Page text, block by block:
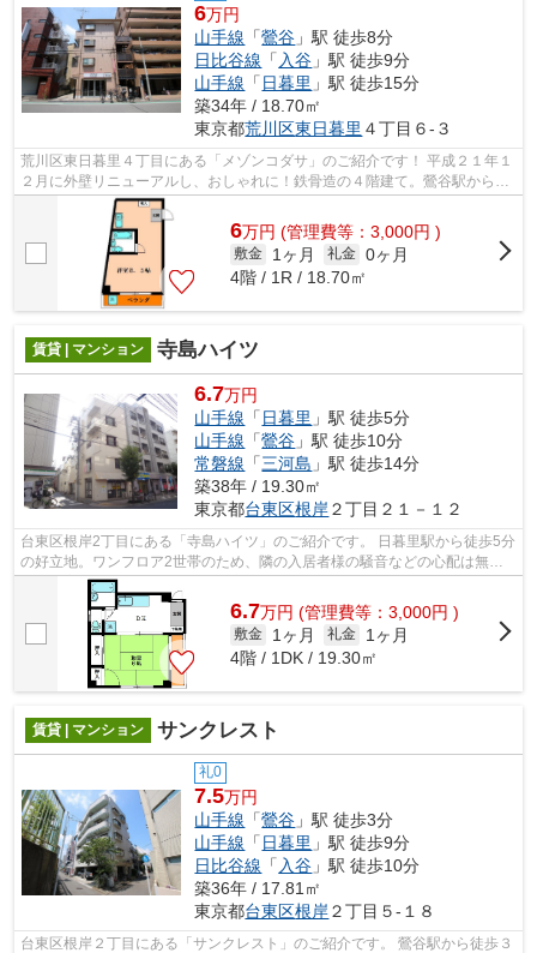
6万円
山手線 「鶯谷 」駅 徒歩8分
日比谷線 「 入谷 」駅 徒歩9分
山手線 「 日暮里 」駅 徒歩15分
築34年 / 18.70㎡
東京都荒川区東日暮里 ４丁目６-３
荒川区東日暮里４丁目にある「メゾンコダサ」のご紹介です！ 平成２１年１
２月に外壁リニューアルし、おしゃれに！鉄骨造の４階建て。鶯谷駅から徒
歩８分・入谷駅から徒歩９分。コン...
6万円 (管理費等：3,000円 )
敷金 1ヶ月 礼金 0ヶ月
4階 / 1R / 18.70㎡
賃貸 | マンション 寺島ハイツ
6.7万円
山手線 「 日暮里 」駅 徒歩5分
山手線 「鶯谷 」駅 徒歩10分
常磐線 「三河島 」駅 徒歩14分
築38年 / 19.30㎡
東京都台東区根岸２丁目２１－１２
台東区根岸2丁目にある「寺島ハイツ」のご紹介です。 日暮里駅から徒歩5分
の好立地。ワンフロア2世帯のため、隣の入居者様の騒音などの心配は無
用。全室東南角部屋の2面採光。窓が多...
6.7万円 (管理費等：3,000円 )
敷金 1ヶ月 礼金
1ヶ月
4階 / 1DK / 19.30㎡
賃貸 | マンション サンクレスト
礼0
7.5万円
山手線 「鶯谷 」駅 徒歩3分
山手線 「 日暮里 」駅 徒歩9分
日比谷線 「 入谷 」駅 徒歩10分
築36年 / 17.81㎡
東京都台東区根岸２丁目５-１８
台東区根岸２丁目にある「サンクレスト」のご紹介です。 鶯谷駅から徒歩３